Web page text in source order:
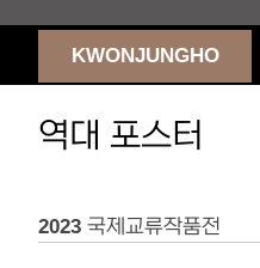
KWONJUNGHO
역대 포스터
2023 국제교류작품전